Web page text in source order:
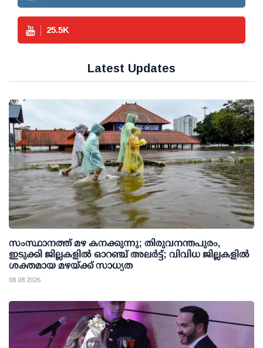
25.5K
Latest Updates
സംസ്ഥാനത്ത് മഴ കനക്കുന്നു; തിരുവനന്തപുരം,
ഇടുക്കി ജില്ലകളിൽ ഓറഞ്ച് അലർട്ട്; വിവിധ ജില്ലകളിൽ
ശക്തമായ മഴയ്ക്ക് സാധ്യത
08 08 2026